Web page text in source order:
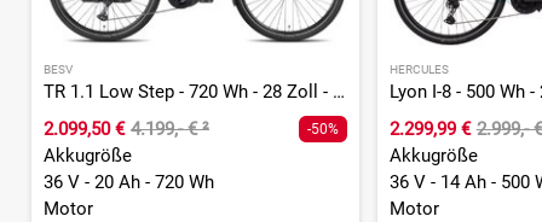
BESV
TR 1.1 Low Step - 720 Wh - 28 Zoll - Tiefeinsteiger
2.099,50 € 4.199,- €² -50%
Akkugröße
36 V - 20 Ah - 720 Wh
Motor
HERCULES
2.299,99 € 2.999,-
Akkugröße
36 V - 14 Ah - 500
Motor